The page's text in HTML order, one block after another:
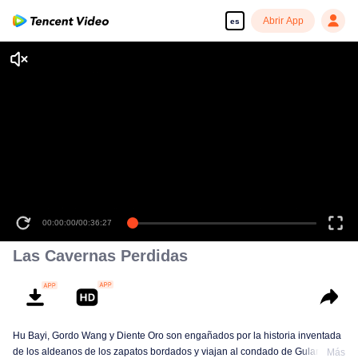
es Abrir App
00:00:00/00:36:27
Las Cavernas Perdidas
Hu Bayi, Gordo Wang y Diente Oro son engañados por la historia inventada
de los aldeanos de los zapatos bordados y viajan al condado de Gulan enMás